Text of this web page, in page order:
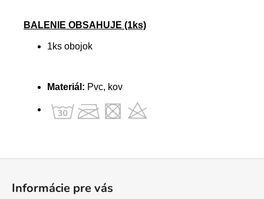
BALENIE OBSAHUJE (1ks)
1ks obojok
Materiál: Pvc, kov
Informácie pre vás